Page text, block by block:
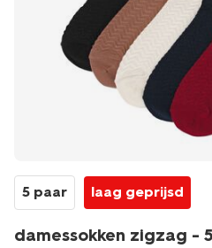
5 paar laag geprijsd
damessokken zigzag -